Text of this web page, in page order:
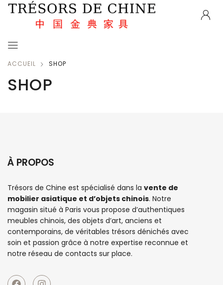
ACCUEIL SHOP
SHOP
À PROPOS
Trésors de Chine est spécialisé dans la vente de
mobilier asiatique et d’objets chinois. Notre
magasin situé à Paris vous propose d’authentiques
meubles chinois, des objets d’art, anciens et
contemporains, de véritables trésors dénichés avec
soin et passion grâce à notre expertise reconnue et
notre réseau de contacts sur place.